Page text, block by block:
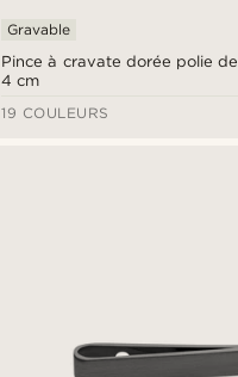
Pince à cravate dorée polie de
4 cm
Gravable
19 COULEURS